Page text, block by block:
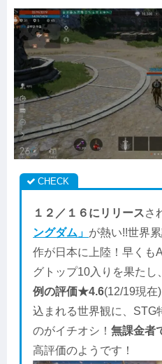
１２／１６にリリースさ
ングダム」 が熱い!!世界
作が日本に上陸！早くも
グトップ10入りを果たし
例の評価★4.6(12/19現在
込まれる世界観に、STG
のがイチオシ！無課金者
高評価のようです！